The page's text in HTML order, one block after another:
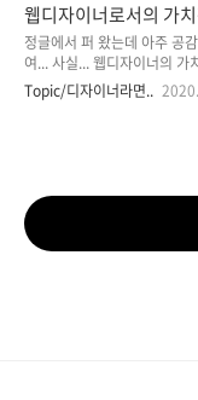
창의적 사고에 대한 노력 없
들지 말아야 한다. 물론 모방
한 기법이다. 그러나 만약 모
원에서 이루어진 것이 아니라
의 소치로 볼 수밖에 없다.지
웹디자이너로서의 가
정글에서 퍼 왔는데 아주 공
여... 사실... 웹디자이너의 가
입니다. 하지만 이렇게 된 이
어느 솔루션 개발 회사에 다
다. 저는 솔루션 회사에 다니
고만고만한 경력 2년짜리 웹
션 회사에 다녀본 웹디자이
Topic/디자이너라면..